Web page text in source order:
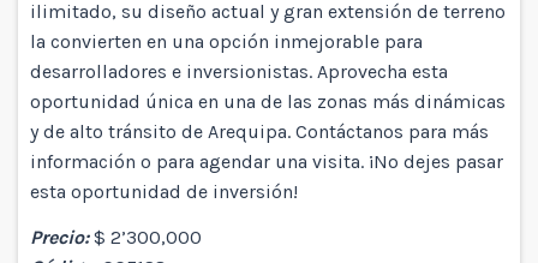
ilimitado, su diseño actual y gran extensión de terreno
la convierten en una opción inmejorable para
desarrolladores e inversionistas. Aprovecha esta
oportunidad única en una de las zonas más dinámicas
y de alto tránsito de Arequipa. Contáctanos para más
información o para agendar una visita. ¡No dejes pasar
esta oportunidad de inversión!
Precio:$ 2’300,000